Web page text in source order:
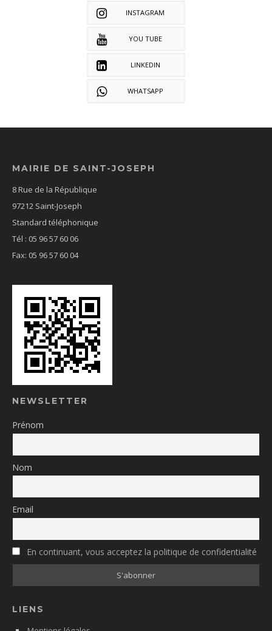
INSTAGRAM
YOU TUBE
LINKEDIN
WHATSAPP
MAIRIE DE SAINT-JOSEPH
8 Rue de la République
97212 Saint-Joseph
Standard téléphonique
Tél : 05 96 57 60 06
Fax: 05 96 57 60 04
NEWSLETTER
Prénom
Nom
Email
En continuant, vous acceptez la politique de confidentialité
LIENS